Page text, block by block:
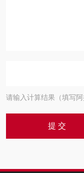
请输入计算结果（填写